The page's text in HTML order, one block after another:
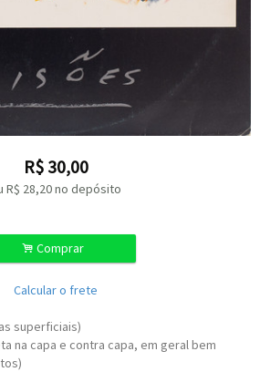
R$ 30,00
R$ 28,20no depósito
. Comprar
Calcular o frete
superficiais)
na capa e contra capa, em geral bem